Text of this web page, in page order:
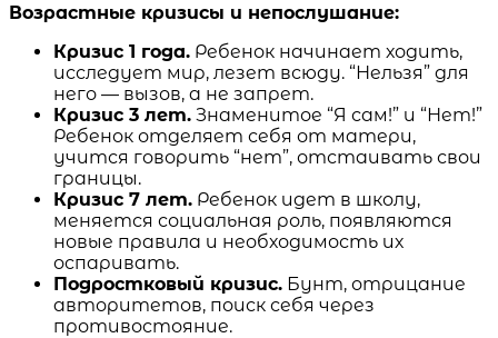
Возрастные кризисы и непослушание:
Кризис 1 года. Ребенок начинает ходить,
исследует мир, лезет всюду. “Нельзя” для
него — вызов, а не запрет.
Кризис 3 лет. Знаменитое “Я сам!” и “Нет!”
Ребенок отделяет себя от матери,
учится говорить “нет”, отстаивать свои
границы.
Кризис 7 лет. Ребенок идет в школу,
меняется социальная роль, появляются
новые правила и необходимость их
оспаривать.
Подростковый кризис. Бунт, отрицание
авторитетов, поиск себя через
противостояние.